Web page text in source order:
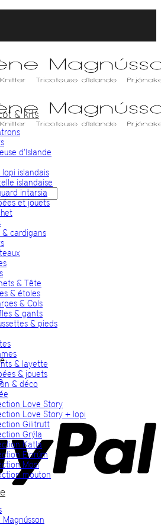
& kits
d’Islande
lopi islandais
islandaise
intarsia
et jouets
& cardigans
& Tête
& étoles
& Cols
& gants
& pieds
& layette
& jouets
& déco
Love Story
Love Story + lopi
Gilitrutt
Grýla
Katla
Einrúm
Mosi
mouton
Magnússon